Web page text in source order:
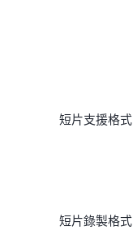
短片支援格式
短片錄製格式